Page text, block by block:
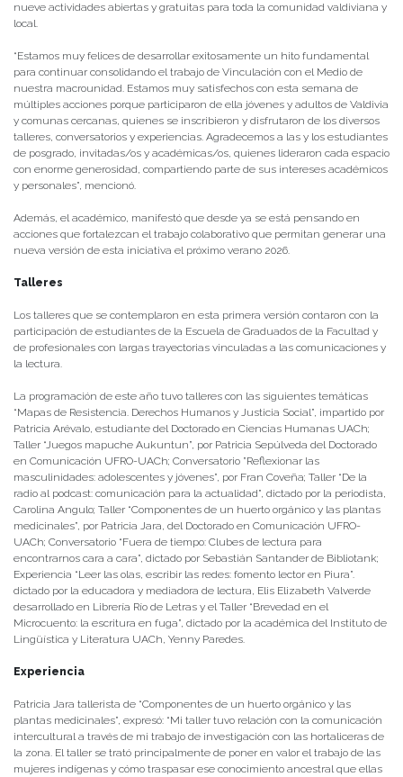
nueve actividades abiertas y gratuitas para toda la comunidad valdiviana y
local.
“Estamos muy felices de desarrollar exitosamente un hito fundamental
para continuar consolidando el trabajo de Vinculación con el Medio de
nuestra macrounidad. Estamos muy satisfechos con esta semana de
múltiples acciones porque participaron de ella jóvenes y adultos de Valdivia
y comunas cercanas, quienes se inscribieron y disfrutaron de los diversos
talleres, conversatorios y experiencias. Agradecemos a las y los estudiantes
de posgrado, invitadas/os y académicas/os, quienes lideraron cada espacio
con enorme generosidad, compartiendo parte de sus intereses académicos
y personales”, mencionó.
Además, el académico, manifestó que desde ya se está pensando en
acciones que fortalezcan el trabajo colaborativo que permitan generar una
nueva versión de esta iniciativa el próximo verano 2026.
Talleres
Los talleres que se contemplaron en esta primera versión contaron con la
participación de estudiantes de la Escuela de Graduados de la Facultad y
de profesionales con largas trayectorias vinculadas a las comunicaciones y
la lectura.
La programación de este año tuvo talleres con las siguientes temáticas
“Mapas de Resistencia. Derechos Humanos y Justicia Social”, impartido por
Patricia Arévalo, estudiante del Doctorado en Ciencias Humanas UACh;
Taller “Juegos mapuche Aukuntun”, por Patricia Sepúlveda del Doctorado
en Comunicación UFRO-UACh; Conversatorio ”Reflexionar las
masculinidades: adolescentes y jóvenes”, por Fran Coveña; Taller “De la
radio al podcast: comunicación para la actualidad”, dictado por la periodista,
Carolina Angulo; Taller “Componentes de un huerto orgánico y las plantas
medicinales”, por Patricia Jara, del Doctorado en Comunicación UFRO-
UACh; Conversatorio “Fuera de tiempo: Clubes de lectura para
encontrarnos cara a cara”, dictado por Sebastián Santander de Bibliotank;
Experiencia “Leer las olas, escribir las redes: fomento lector en Piura”.
dictado por la educadora y mediadora de lectura, Elis Elizabeth Valverde
desarrollado en Librería Río de Letras y el Taller “Brevedad en el
Microcuento: la escritura en fuga”, dictado por la académica del Instituto de
Lingüística y Literatura UACh, Yenny Paredes.
Experiencia
Patricia Jara tallerista de “Componentes de un huerto orgánico y las
plantas medicinales”, expresó: “Mi taller tuvo relación con la comunicación
intercultural a través de mi trabajo de investigación con las hortaliceras de
la zona. El taller se trató principalmente de poner en valor el trabajo de las
mujeres indígenas y cómo traspasar ese conocimiento ancestral que ellas